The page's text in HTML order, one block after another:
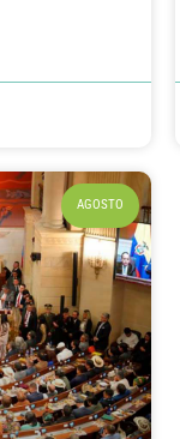
AGOSTO